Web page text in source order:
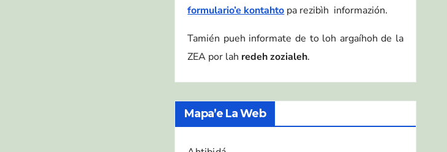
formulario’e kontahto pa rezibìh informazión.
Tamién pueh informate de to loh argaíhoh de la
ZEA por lah redeh zozialeh.
Mapa’e La Web